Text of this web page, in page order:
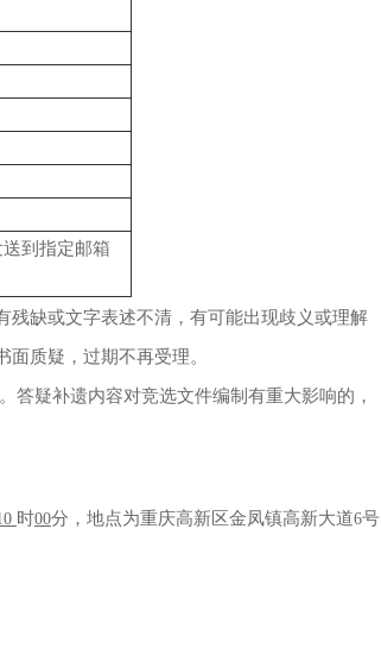
到指定邮箱
残缺或文字表述不清，有可能出现歧义或理解
质疑，过期不再受理。
答疑补遗内容对竞选文件编制有重大影响的，
时00分，地点为重庆高新区金凤镇高新大道6号